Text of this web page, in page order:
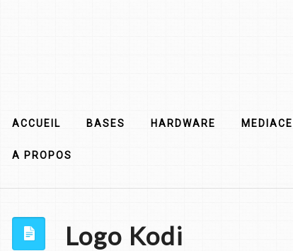
ACCUEIL BASES HARDWARE
A PROPOS
Logo Kodi